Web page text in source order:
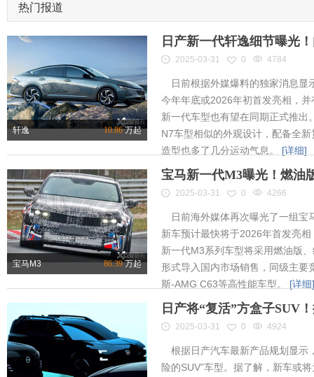
热门报道
轩逸 10.86万起
日产新一代轩逸细节曝光
2025-03-31 0 4784
日前根据外媒爆料的独家消息显
今年年底或2026年初首发亮相，
新一代车型也有望在同期正式推出
N7车型相似的外观设计，配备全
造型也多了几分运动气息。 [详细]
宝马M3 86.39万起
宝马新一代M3曝光！燃油
2025-03-31 0 4266
日前海外媒体再次曝光了一组宝
新车预计最快将于2026年首发亮
新一代M3系列车型将采用燃油版
形式导入国内市场销售，同级主要
斯-AMG C63等高性能车型。 [详细]
日产将“复活”方盒子SUV
2025-03-31 0 4924
根据日产汽车最新产品规划显示
险的SUV”车型。据了解，新车或